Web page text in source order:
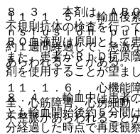
８．３． 本剤は、ＡＢ
不規則抗体の検査を行っ
ＢＯ血液型は原則として
また、患者がＲｈＤ抗原
剤を使用することが望まし
８．４． 輸血中は患者
とも輸血開始後約５分間
分経過した時点で再度観
１１．１．５． 輸血後
ｎｓｆｕｓｉｏｎ ｐｕ
約１週間経過して、急激
あらわれることがある。
１１．１．６． 心機能
全、心筋障害、心房細動
不整脈があらわれること